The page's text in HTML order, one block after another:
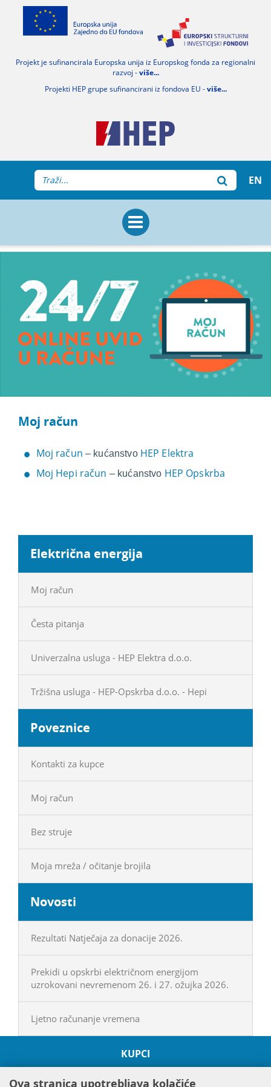
Projekt je sufinancirala Europska unija iz Europskog fonda za regionalni
razvoj -više...
Projekti HEP grupe sufinancirani iz fondova EU -više...
EN
Moj račun
Moj račun – kućanstvo HEP Elektra
Moj Hepi račun – kućanstvo HEP Opskrba
Električna energija
Moj račun
Česta pitanja
Univerzalna usluga - HEP Elektra d.o.o.
Tržišna usluga - HEP-Opskrba d.o.o. - Hepi
Poveznice
Kontakti za kupce
Moj račun
Bez struje
Moja mreža / očitanje brojila
Novosti
Rezultati Natječaja za donacije 2026.
Prekidi u opskrbi električnom energijom
uzrokovani nevremenom 26. i 27. ožujka 2026.
Ljetno računanje vremena
KUPCI
O HEP GRUPI
Ova stranica upotrebljava kolačiće